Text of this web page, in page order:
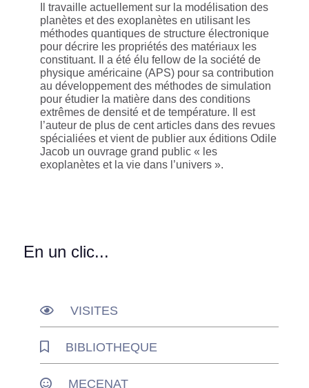
Il travaille actuellement sur la modélisation des
planètes et des exoplanètes en utilisant les
méthodes quantiques de structure électronique
pour décrire les propriétés des matériaux les
constituant. Il a été élu fellow de la société de
physique américaine (APS) pour sa contribution
au développement des méthodes de simulation
pour étudier la matière dans des conditions
extrêmes de densité et de température. Il est
l’auteur de plus de cent articles dans des revues
spécialiées et vient de publier aux éditions Odile
Jacob un ouvrage grand public « les
exoplanètes et la vie dans l’univers ».
En un clic...
VISITES
BIBLIOTHEQUE
MECENAT